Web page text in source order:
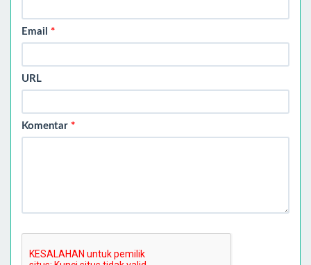
Email *
URL
Komentar *